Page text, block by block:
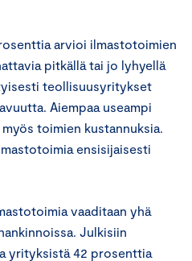
arvioi ilmastotoimien
pitkällä tai jo lyhyellä
teollisuusyritykset
Aiempaa useampi
toimien kustannuksia.
ensisijaisesti
vaaditaan yhä
Julkisiin
yrityksistä 42 prosenttia